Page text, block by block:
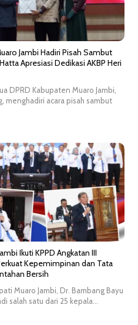
Jambi Hadiri Pisah Sambut
Apresiasi Dedikasi AKBP Heri
DPRD Kabupaten Muaro Jambi,
menghadiri acara pisah sambut
Ikuti KPPD Angkatan III
Kepemimpinan dan Tata
Bersih
Muaro Jambi, Dr. Bambang Bayu
salah satu dari 25 kepala…